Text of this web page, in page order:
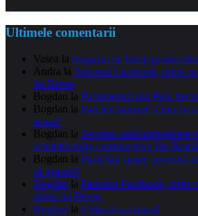
Ultimele comentarii
Vasea la Angajari de baieti pentru
Andra la Patronul Facebook, prins
lui Bezos
Bogdan la Parlamentul din Peru
Bogdan la Parchet laminat: Cum faci
acasă?
Bogdan la Secretul unui antreprenor
schimbă piața construcțiilor din
Bogdan la Părul tău spune povestea
să dispară?
Bogdan la Patronul Facebook, prins
iubita lui Bezos
Bogdan la Ciolacu s-a tatuat!